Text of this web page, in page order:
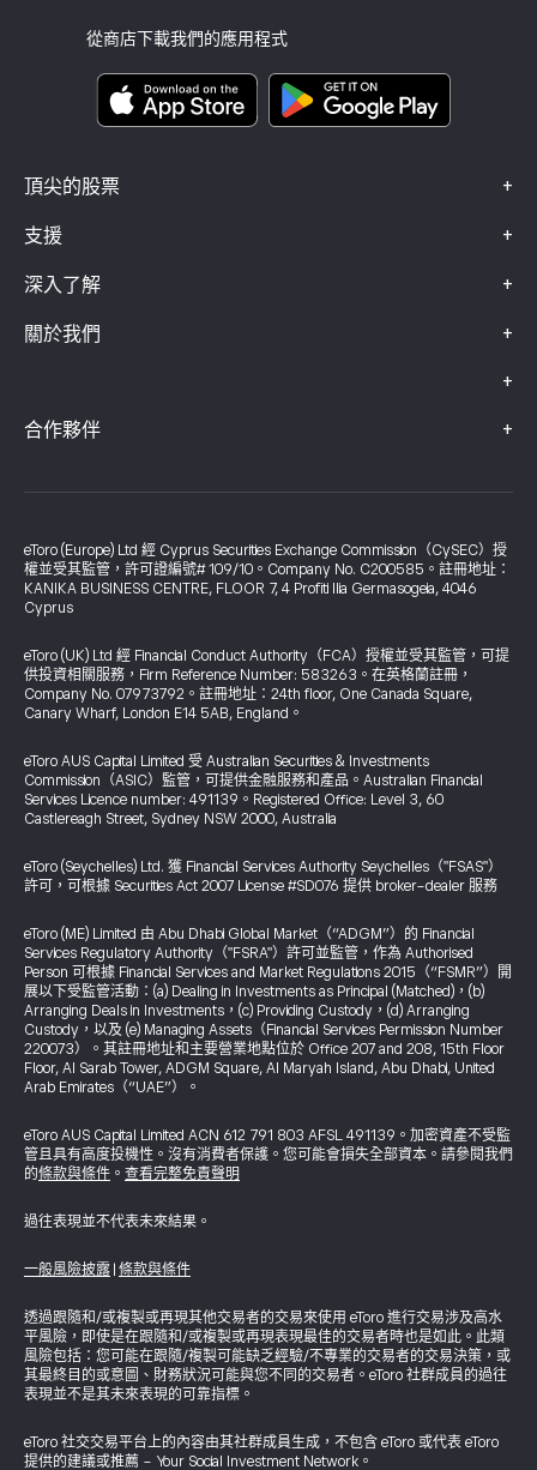
從商店下載我們的應用程式
頂尖的股票 +
支援 +
深入了解 +
關於我們 +
+
關鍵資訊文件
投訴資料（FCA 客戶）
合作夥伴 +
投資保險
eToro (Europe) Ltd 經 Cyprus Securities Exchange Commission（CySEC）授
權並受其監管，許可證編號# 109/10。Company No. C200585。註冊地址：
KANIKA BUSINESS CENTRE, FLOOR 7, 4 Profiti Ilia Germasogeia, 4046
Cyprus
eToro (UK) Ltd 經 Financial Conduct Authority（FCA）授權並受其監管，可提
供投資相關服務，Firm Reference Number: 583263。在英格蘭註冊，
Company No. 07973792。註冊地址：24th floor, One Canada Square,
Canary Wharf, London E14 5AB, England。
eToro AUS Capital Limited 受 Australian Securities & Investments
Commission（ASIC）監管，可提供金融服務和產品。Australian Financial
Services Licence number: 491139。Registered Office: Level 3, 60
Castlereagh Street, Sydney NSW 2000, Australia
eToro (Seychelles) Ltd. 獲 Financial Services Authority Seychelles（"FSAS"）
許可，可根據 Securities Act 2007 License #SD076 提供 broker-dealer 服務
eToro (ME) Limited 由 Abu Dhabi Global Market（“ADGM”）的 Financial
Services Regulatory Authority（"FSRA"）許可並監管，作為 Authorised
Person 可根據 Financial Services and Market Regulations 2015（“FSMR”）開
展以下受監管活動：(a) Dealing in Investments as Principal (Matched)，(b)
Arranging Deals in Investments，(c) Providing Custody，(d) Arranging
Custody，以及 (e) Managing Assets（Financial Services Permission Number
220073）。其註冊地址和主要營業地點位於 Office 207 and 208, 15th Floor
Floor, Al Sarab Tower, ADGM Square, Al Maryah Island, Abu Dhabi, United
Arab Emirates（“UAE”）。
eToro AUS Capital Limited ACN 612 791 803 AFSL 491139。加密資產不受監
管且具有高度投機性。沒有消費者保護。您可能會損失全部資本。請參閱我們
的條款與條件 。 查看完整免責聲明
過往表現並不代表未來結果。
一般風險披露 條款與條件
透過跟隨和/或複製或再現其他交易者的交易來使用 eToro 進行交易涉及高水
平風險，即使是在跟隨和/或複製或再現表現最佳的交易者時也是如此。此類
風險包括：您可能在跟隨/複製可能缺乏經驗/不專業的交易者的交易決策，或
其最終目的或意圖、財務狀況可能與您不同的交易者。eToro 社群成員的過往
表現並不是其未來表現的可靠指標。
eToro 社交交易平台上的內容由其社群成員生成，不包含 eToro 或代表 eToro
提供的建議或推薦 - Your Social Investment Network。